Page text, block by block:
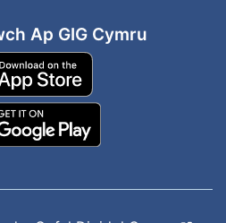
Ap GIG Cymru